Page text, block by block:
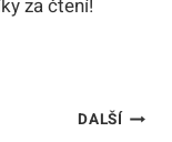
za čtení!
DALŠÍ